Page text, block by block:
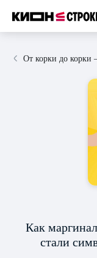
От корки до корки
Как
стали